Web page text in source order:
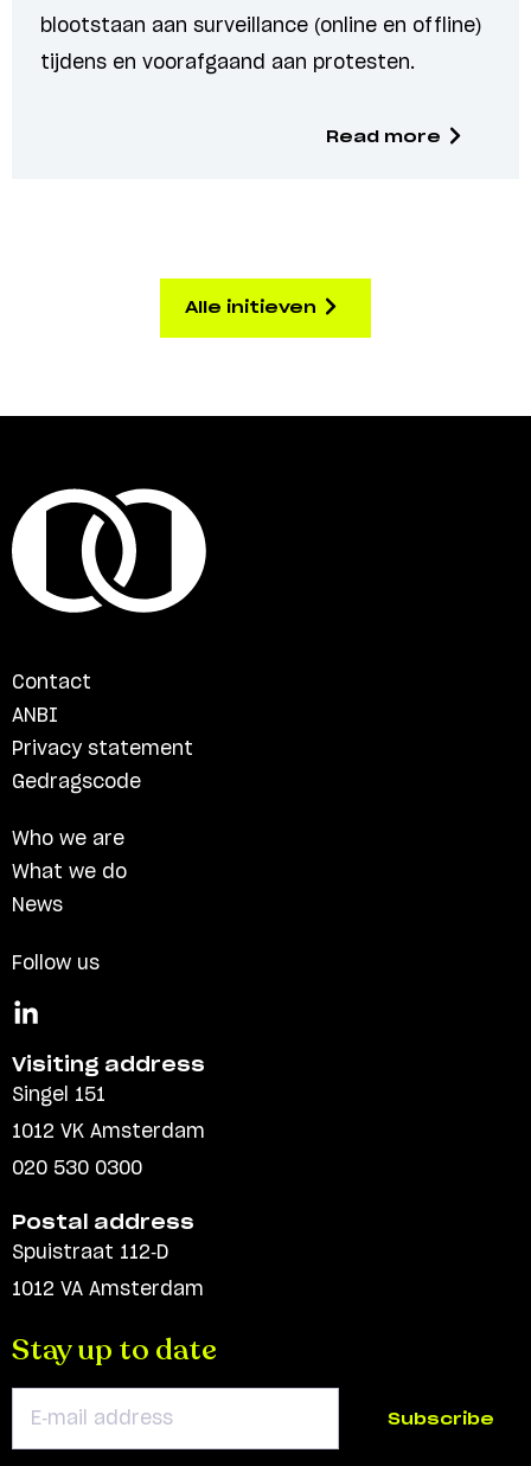
blootstaan aan surveillance (online en offline)
tijdens en voorafgaand aan protesten.
Read more
Alle initieven
Contact
ANBI
Privacy statement
Gedragscode
Who we are
What we do
News
Follow us
Visiting address
Singel 151
1012 VK Amsterdam
020 530 0300
Postal address
Spuistraat 112-D
1012 VA Amsterdam
Stay up to date